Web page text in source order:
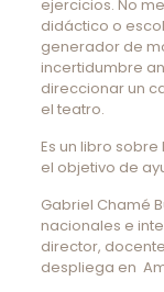
ejercicios. No
didáctico o
generador de
incertidumbre
direccionar un
el teatro.
Es un libro
el objetivo de
Gabriel Chamé
nacionales e
director,
despliega en